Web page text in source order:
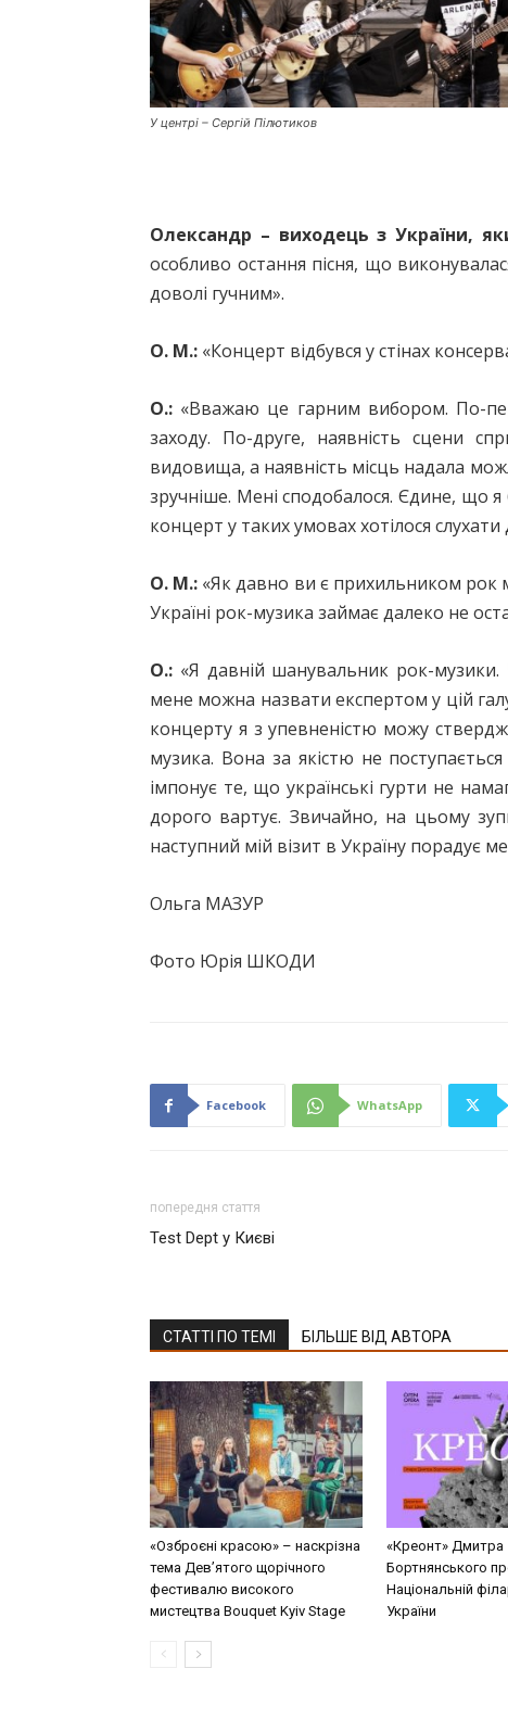
У центрі – Сергій Пілютиков
Олександр – виходець з України,
особливо остання пісня, що
доволі гучним».
О. М.: «Концерт відбувся у стінах
О.: «Вважаю це гарним вибором. По-
заходу. По-друге, наявність сцени
видовища, а наявність місць надала
зручніше. Мені сподобалося. Єдине, що
концерт у таких умовах хотілося
О. М.: «Як давно ви є прихильником
Україні рок-музика займає далеко не
О.: «Я давній шанувальник рок-
мене можна назвати експертом у цій
концерту я з упевненістю можу
музика. Вона за якістю не
імпонує те, що українські гурти не
дорого вартує. Звичайно, на цьому
наступний мій візит в Україну порадує
Ольга МАЗУР
Фото Юрія ШКОДИ
Facebook WhatsApp
попередня стаття
Test Dept у Києві
СТАТТІ ПО ТЕМІ БІЛЬШЕ ВІД АВТОРА
«Озброєні красою» – наскрізна
тема Дев’ятого щорічного
фестивалю високого
мистецтва Bouquet Kyiv Stage
«Креонт» Дмитра
Бортнянського
Національній
України